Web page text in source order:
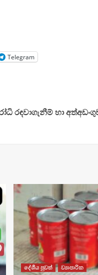
Telegram
හා
දේශීය පුවත් ව්‍යාපාරික